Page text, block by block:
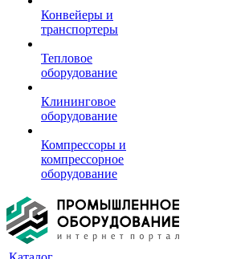
Конвейеры и
транспортеры
Тепловое
оборудование
Клининговое
оборудование
Компрессоры и
компрессорное
оборудование